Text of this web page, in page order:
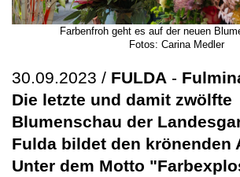
Farbenfroh geht es auf der neuen
Fotos: Carina Medler
30.09.2023 / FULDA -
Die letzte und damit zwölfte
Blumenschau der
Fulda bildet den krönenden
Unter dem Motto